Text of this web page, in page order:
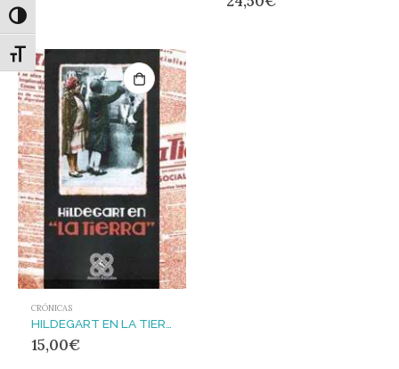
Alternar alto contraste
Alternar tamaño de letra
CRÓNICAS
HILDEGART EN LA TIERRA
15,00€